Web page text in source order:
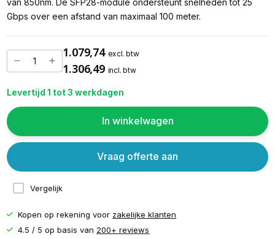
Gbps over een afstand van maximaal 100 meter.
1.079,74 excl. btw
1.306,49 incl. btw
Levertijd 1 tot 3 werkdagen
In winkelwagen
Vergelijk
Vraag offerte aan
Kopen op rekening voor zakelijke klanten
4.5 / 5 op basis van 200+ reviews